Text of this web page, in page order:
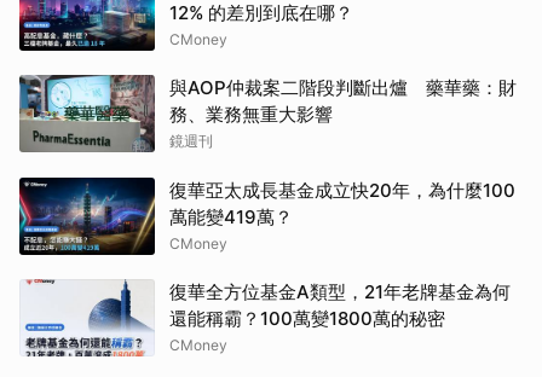
12% 的差別到底在哪？
CMoney
與AOP仲裁案二階段判斷出爐 藥華藥：財
務、業務無重大影響
鏡週刊
復華亞太成長基金成立快20年，為什麼100
萬能變419萬？
CMoney
復華全方位基金A類型，21年老牌基金為何
還能稱霸？100萬變1800萬的秘密
CMoney